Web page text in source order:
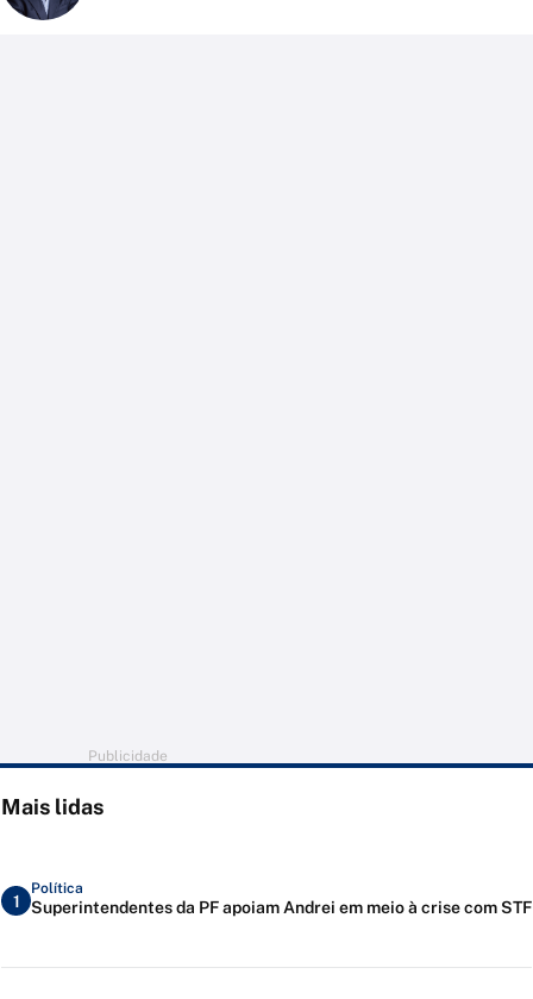
Publicidade
Mais lidas
1
Política
Superintendentes da PF apoiam Andrei em meio à crise com STF